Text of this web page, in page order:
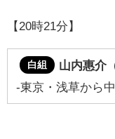
【20時21分】
白組 山内惠介
-東京・浅草から